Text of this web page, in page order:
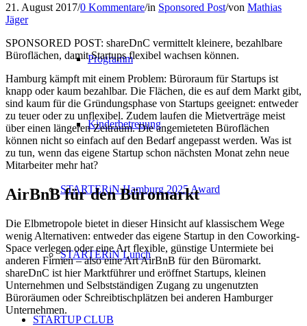
Programm
Kinderbetreuung
STARTERiN Hamburg 2025 Award
STARTERiN Lunch
STARTUP CLUB
21. August 2017/0 Kommentare/in Sponsored Post/von Mathias
Jäger
SPONSORED POST: shareDnC vermittelt kleinere, bezahlbare
Büroflächen, damit Startups flexibel wachsen können.
Hamburg kämpft mit einem Problem: Büroraum für Startups ist
knapp oder kaum bezahlbar. Die Flächen, die es auf dem Markt gibt,
sind kaum für die Gründungsphase von Startups geeignet: entweder
zu teuer oder zu unflexibel. Zudem laufen die Mietverträge meist
über einen längeren Zeitraum. Die angemieteten Büroflächen
können nicht so einfach auf den Bedarf angepasst werden. Was ist
zu tun, wenn das eigene Startup schon nächsten Monat zehn neue
Mitarbeiter mehr hat?
AirBnB für den Büromarkt
Die Elbmetropole bietet in dieser Hinsicht auf klassischem Wege
wenig Alternativen: entweder das eigene Startup in den Coworking-
Space verlegen oder eine Art flexible, günstige Untermiete bei
anderen Firmen – also eine Art AirBnB für den Büromarkt.
shareDnC ist hier Marktführer und eröffnet Startups, kleinen
Unternehmen und Selbstständigen Zugang zu ungenutzten
Büroräumen oder Schreibtischplätzen bei anderen Hamburger
Unternehmen.